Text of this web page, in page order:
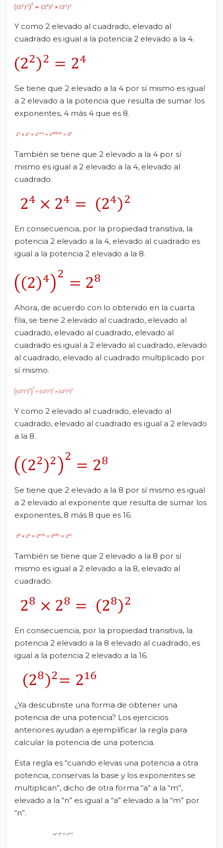
Y como 2 elevado al cuadrado, elevado al
cuadrado es igual a la potencia 2 elevado a la 4.
Se tiene que 2 elevado a la 4 por sí mismo es igual
a 2 elevado a la potencia que resulta de sumar los
exponentes, 4 más 4 que es 8.
También se tiene que 2 elevado a la 4 por sí
mismo es igual a 2 elevado a la 4, elevado al
cuadrado.
En consecuencia, por la propiedad transitiva, la
potencia 2 elevado a la 4, elevado al cuadrado es
igual a la potencia 2 elevado a la 8.
Ahora, de acuerdo con lo obtenido en la cuarta
fila, se tiene 2 elevado al cuadrado, elevado al
cuadrado, elevado al cuadrado, elevado al
cuadrado es igual a 2 elevado al cuadrado, elevado
al cuadrado, elevado al cuadrado multiplicado por
sí mismo.
Y como 2 elevado al cuadrado, elevado al
cuadrado, elevado al cuadrado es igual a 2 elevado
a la 8.
Se tiene que 2 elevado a la 8 por sí mismo es igual
a 2 elevado al exponente que resulta de sumar los
exponentes, 8 más 8 que es 16.
También se tiene que 2 elevado a la 8 por sí
mismo es igual a 2 elevado a la 8, elevado al
cuadrado.
En consecuencia, por la propiedad transitiva, la
potencia 2 elevado a la 8 elevado al cuadrado, es
igual a la potencia 2 elevado a la 16.
¿Ya descubriste una forma de obtener una
potencia de una potencia? Los ejercicios
anteriores ayudan a ejemplificar la regla para
calcular la potencia de una potencia.
Esta regla es “cuando elevas una potencia a otra
potencia, conservas la base y los exponentes se
multiplican”, dicho de otra forma “a” a la “m”,
elevado a la “n” es igual a “a” elevado a la “m” por
“n”.